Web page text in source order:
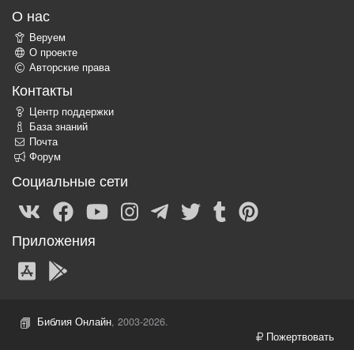
О нас
Веруем
О проекте
Авторские права
Контакты
Центр поддержки
База знаний
Почта
Форум
Социальные сети
Приложения
Библия Онлайн, 2003-2026.
Пожертвовать